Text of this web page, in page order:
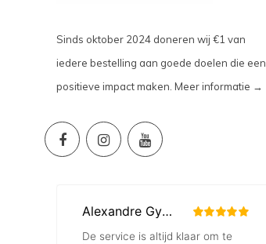
Sinds oktober 2024 doneren wij €1 van
iedere bestelling aan goede doelen die een
positieve impact maken. Meer informatie →